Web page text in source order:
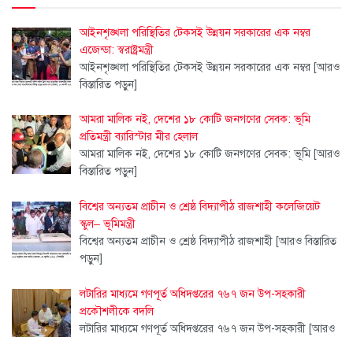
আইনশৃঙ্খলা পরিস্থিতির টেকসই উন্নয়ন সরকারের এক নম্বর
এজেন্ডা: স্বরাষ্ট্রমন্ত্রী
আইনশৃঙ্খলা পরিস্থিতির টেকসই উন্নয়ন সরকারের এক নম্বর [আরও
বিস্তারিত পড়ুন]
আমরা মালিক নই, দেশের ১৮ কোটি জনগণের সেবক: ভূমি
প্রতিমন্ত্রী ব্যারিস্টার মীর হেলাল
আমরা মালিক নই, দেশের ১৮ কোটি জনগণের সেবক: ভূমি [আরও
বিস্তারিত পড়ুন]
বিশ্বের অন্যতম প্রাচীন ও শ্রেষ্ঠ বিদ্যাপীঠ রাজশাহী কলেজিয়েট
স্কুল– ভূমিমন্ত্রী
বিশ্বের অন্যতম প্রাচীন ও শ্রেষ্ঠ বিদ্যাপীঠ রাজশাহী [আরও বিস্তারিত
পড়ুন]
লটারির মাধ্যমে গণপূর্ত অধিদপ্তরের ৭৬৭ জন উপ-সহকারী
প্রকৌশলীকে বদলি
লটারির মাধ্যমে গণপূর্ত অধিদপ্তরের ৭৬৭ জন উপ-সহকারী [আরও